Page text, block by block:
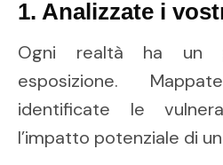
1. Analizzate i
Ogni realtà ha un
esposizione.
identificate le
l’impatto potenziale di